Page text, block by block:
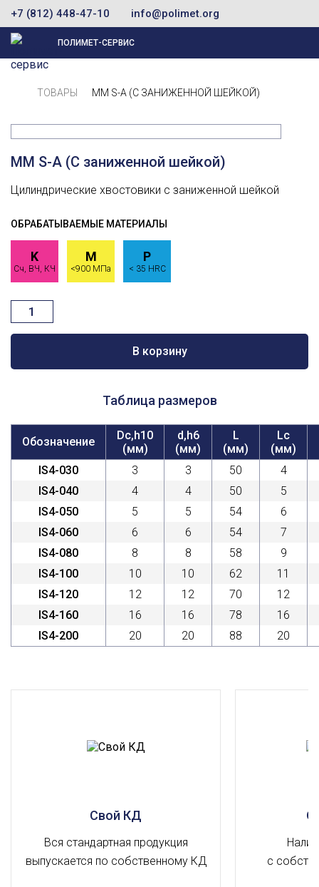
+7 (812) 448-47-10 info@polimet.org
ПОЛИМЕТ-СЕРВИС
ТОВАРЫ MM S-A (С ЗАНИЖЕННОЙ ШЕЙКОЙ)
MM S-A (С заниженной шейкой)
Цилиндрические хвостовики с заниженной шейкой
ОБРАБАТЫВАЕМЫЕ МАТЕРИАЛЫ
K
Сч, ВЧ, КЧ
M
<900 МПа
P
< 35 HRC
Количество
товара
MM
(С
В корзину
Таблица размеров
Обозначение
Dc,h10
(мм)
d,h6
(мм)
L
(мм)
Lc
(мм)
IS4-030
3 3 50
4
IS4-040
4 4 50
5
IS4-050
5 5 54
6
IS4-060
6 6 54
7
IS4-080
8 8 58
9
IS4-100
10 10 62
11
IS4-120
12 12 70
12
IS4-160
16 16 78
16
IS4-200
20 20 88 20
Свой КД
Вся стандартная продукция
выпускается по собственному КД
с